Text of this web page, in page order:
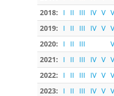
2018:
I II III IV V
2019:
I II III IV V
2020:
I II III
2021:
I II III IV V
2022:
I II III IV V
2023:
I II III IV V